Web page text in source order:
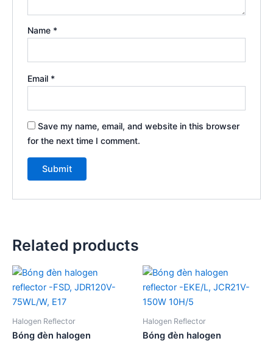
Name *
Email *
Save my name, email, and website in this browser
for the next time I comment.
Related products
Halogen Reflector
Bóng đèn halogen
Halogen Reflector
Bóng đèn halogen